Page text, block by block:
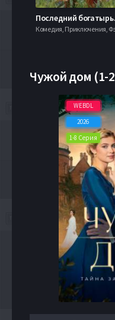
Чужой дом (1-
WEBDL
2026
1-8 Серия